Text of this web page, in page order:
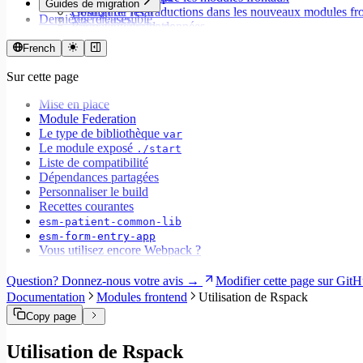
Configurer les traductions dans les nouveaux modules
Formatage des dates
Stocker les valeurs
Valider des formulaires avec React Hook Form et Zod
Gestion de l'état
Récupération des données
États de chargement
Mutations et effets secondaires
Formulaires
Espaces de travail
Modales
Styles
Champs de recherche
Internationalisation
Gestion des erreurs
Tests
Performance
Guides de migration
Vue d'ensemble
Migrer vers Rspack et Vitest
Migrer vers Core v6
Dernières releases
French
Sur cette page
Mise en place
Module Federation
Le type de bibliothèque var
Le module exposé ./start
Liste de compatibilité
Dépendances partagées
Personnaliser le build
Recettes courantes
esm-patient-common-lib
esm-form-entry-app
Vous utilisez encore Webpack ?
Question? Donnez-nous votre avis → Modifier cette page sur
Documentation Modules frontend Utilisation de Rspack
Copy page
Utilisation de Rspack